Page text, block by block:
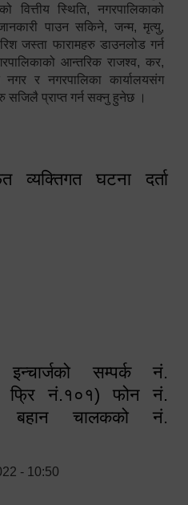
वित्तीय स्थिति, नगरपालिकाको
पाउन सकिने, जन्म, मृत्यु,
जस्ता फारामहरु डाउनलोड गर्न
आन्तरिक राजश्व, कर,
र नगरपालिका कार्यालयसंग
सजिलै प्राप्त गर्न सक्नु हुनेछ ।
व्यक्तिगत घटना दर्ता
सम्पर्क नं.
फ्रि नं.१०१) फोन नं.
बहान चालकको नं.
- 10:50